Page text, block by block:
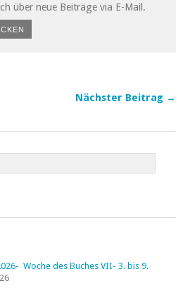
über neue Beiträge via E-Mail.
Nächster Beitrag →
Woche des Buches VII- 3. bis 9.